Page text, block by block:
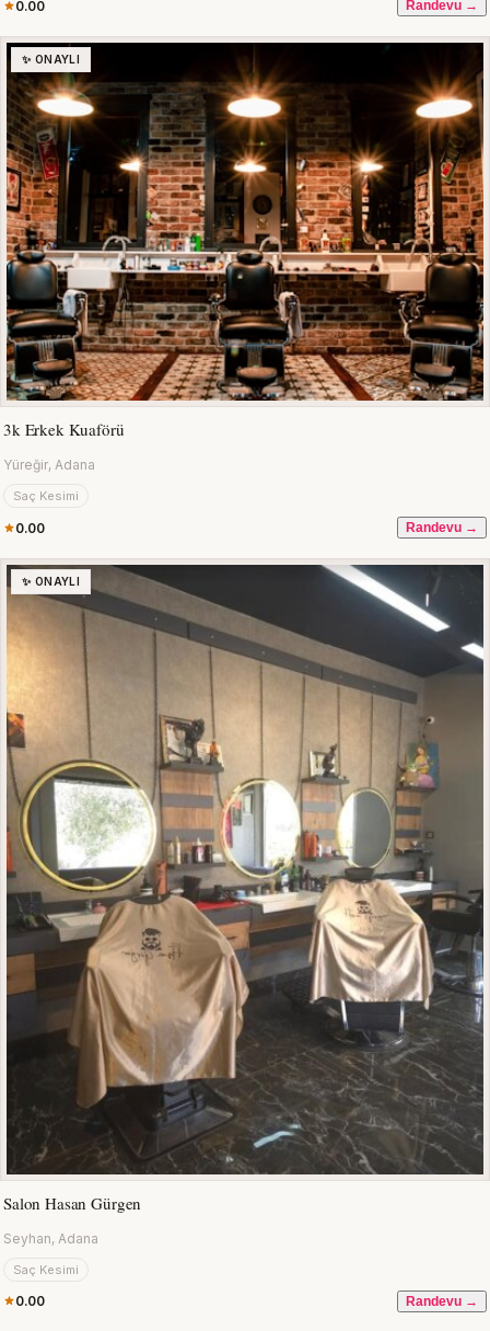
0.00 Randevu →
✨ ONAYLI
3k Erkek Kuaförü
Yüreğir, Adana
Saç Kesimi
0.00 Randevu →
✨ ONAYLI
Salon Hasan Gürgen
Seyhan, Adana
Saç Kesimi
0.00 Randevu →